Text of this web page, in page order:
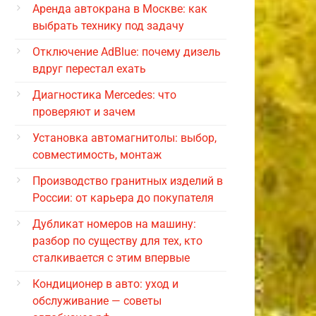
Аренда автокрана в Москве: как
выбрать технику под задачу
Отключение AdBlue: почему дизель
вдруг перестал ехать
Диагностика Mercedes: что
проверяют и зачем
Установка автомагнитолы: выбор,
совместимость, монтаж
Производство гранитных изделий в
России: от карьера до покупателя
Дубликат номеров на машину:
разбор по существу для тех, кто
сталкивается с этим впервые
Кондиционер в авто: уход и
обслуживание — советы